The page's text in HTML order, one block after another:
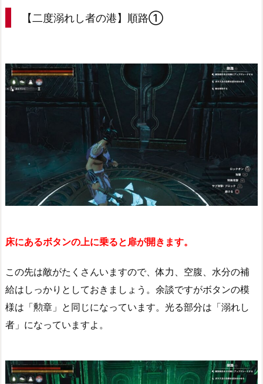
【二度溺れし者の港】順路①
床にあるボタンの上に乗ると扉が開きます。
この先は敵がたくさんいますので、体力、空腹、水分の補
給はしっかりとしておきましょう。余談ですがボタンの模
様は「勲章」と同じになっています。光る部分は「溺れし
者」になっていますよ。